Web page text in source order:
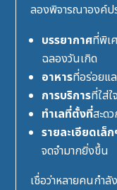
ลองพิจารณาองค์ป
บรรยากาศที่พิเ
ฉลองวันเกิด
อาหารที่อร่อยแ
การบริการที่ใส่
ทำเลที่ตั้งที่สะด
รายละเอียดเล็
จดจำมากยิ่งขึ้น
เชื่อว่าหลายคนกำ